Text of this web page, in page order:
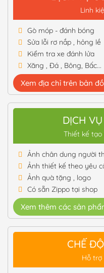
Linh
Gò móp - đánh bóng
Sửa lỗi rơ nắp , hỏng lề
Kiểm tra xe đánh lửa
Xăng , Đá , Bông, Bấc...
Xem địa chỉ trên bản đồ
DỊCH
Thiết kế
Ảnh chân dung người
Ảnh thiết kế theo yêu
Ảnh quà tặng , logo
Có sẵn Zippo tại shop
Xem thêm các sản
CHẾ
Hỗ